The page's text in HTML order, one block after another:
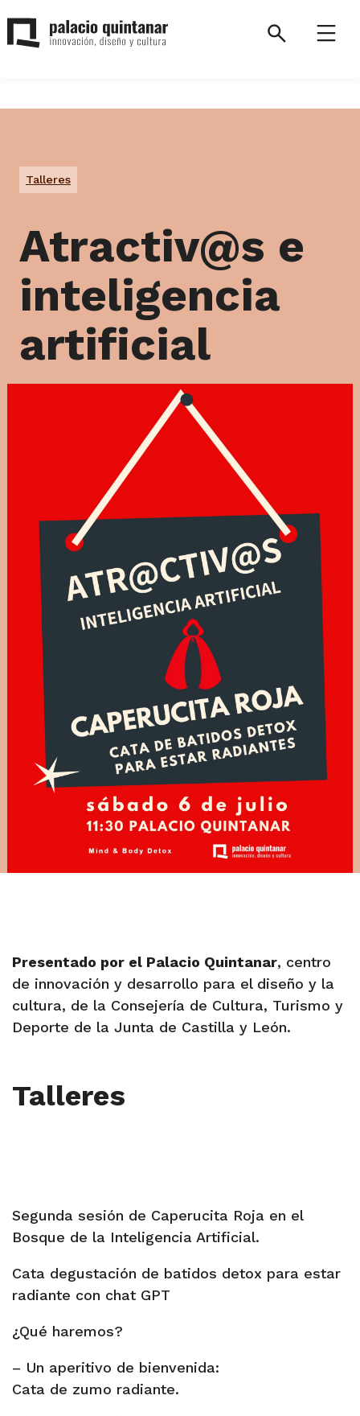
contenido
página
SearchMenú
Talleres
Atractiv@s e
inteligencia
artificial
Presentado por el Palacio Quintanar, centro
de innovación y desarrollo para el diseño y la
cultura, de la Consejería de Cultura, Turismo y
Deporte de la Junta de Castilla y León.
Talleres
Segunda sesión de Caperucita Roja en el
Bosque de la Inteligencia Artificial.
Cata degustación de batidos detox para estar
radiante con chat GPT
¿Qué haremos?
– Un aperitivo de bienvenida:
Cata de zumo radiante.